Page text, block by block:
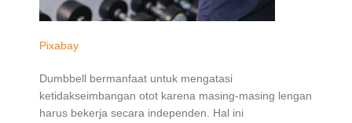
Pixabay
Dumbbell bermanfaat untuk mengatasi
ketidakseimbangan otot karena masing-masing lengan
harus bekerja secara independen. Hal ini